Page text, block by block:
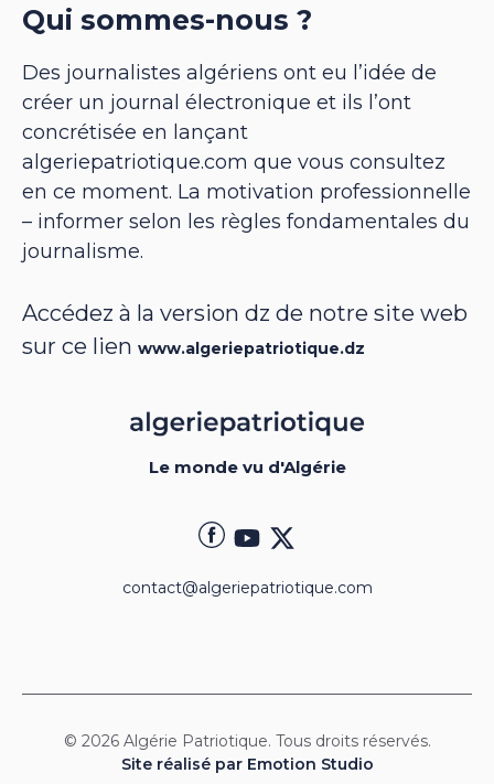
Qui sommes-nous ?
Des journalistes algériens ont eu l’idée de
créer un journal électronique et ils l’ont
concrétisée en lançant
algeriepatriotique.com que vous consultez
en ce moment. La motivation professionnelle
– informer selon les règles fondamentales du
journalisme.
Accédez à la version dz de notre site web
sur ce lien www.algeriepatriotique.dz
Le monde vu d'Algérie
contact@algeriepatriotique.com
© 2026 Algérie Patriotique. Tous droits réservés.
Site réalisé par Emotion Studio